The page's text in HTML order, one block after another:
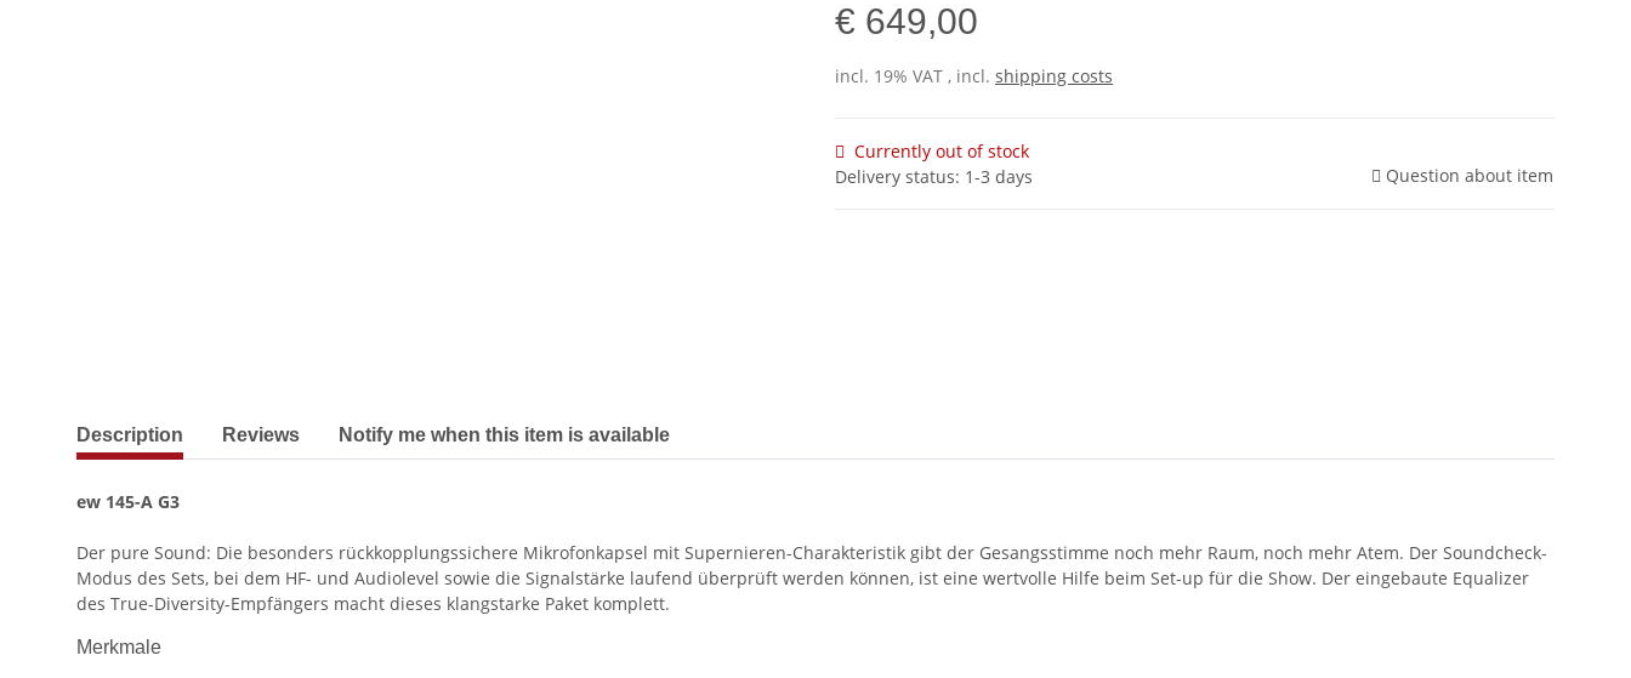
€ 649,00
incl. 19% VAT , incl. shipping costs
Currently out of stock
Delivery status: 1-3 days
Question about item
show more tabs
Description Reviews Notify me when this item is available
ew 145-A G3
Der pure Sound: Die besonders rückkopplungssichere Mikrofonkapsel mit Supernieren-Charakteristik gibt der Gesangsstimme noch mehr Raum, noch mehr Atem. Der Soundcheck-
Modus des Sets, bei dem HF- und Audiolevel sowie die Signalstärke laufend überprüft werden können, ist eine wertvolle Hilfe beim Set-up für die Show. Der eingebaute Equalizer
des True-Diversity-Empfängers macht dieses klangstarke Paket komplett.
Merkmale